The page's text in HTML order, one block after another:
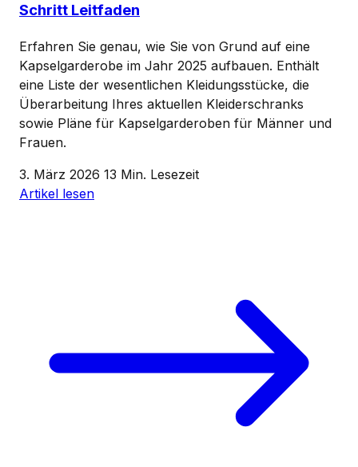
Schritt Leitfaden
Erfahren Sie genau, wie Sie von Grund auf eine
Kapselgarderobe im Jahr 2025 aufbauen. Enthält
eine Liste der wesentlichen Kleidungsstücke, die
Überarbeitung Ihres aktuellen Kleiderschranks
sowie Pläne für Kapselgarderoben für Männer und
Frauen.
3. März 2026 13 Min. Lesezeit
Artikel lesen